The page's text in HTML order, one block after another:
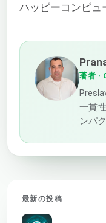
ハッピーコンピュ
著者 ·
一貫
ンパ
最新の投稿